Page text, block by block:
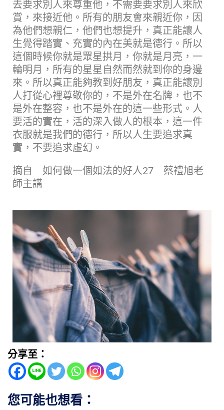
去要求別人來尊重他，不需要要求別人來欣
賞，來接近他。所有的朋友會來親近你，因
為他們想親仁，他們也想提升，真正能讓人
生覺得踏實、充實的內在美就是德行。所以
這個時候你就是眾星拱月，你就是月亮，一
輪明月，所有的星星自然而然就到你的身邊
來。所以真正能夠教到好朋友，真正能讓別
人打從心裡尊敬你的，不是外在名牌，也不
是外在整容，也不是外在的這一些形式。人
要活的實在，活的深入做人的根本，這一件
衣服就是我們的德行，所以人生要追求真
實，不要追求虛幻。
摘自 如何做一個如法的好人27 蔡禮旭老
師主講
分享至：
您可能也想看：